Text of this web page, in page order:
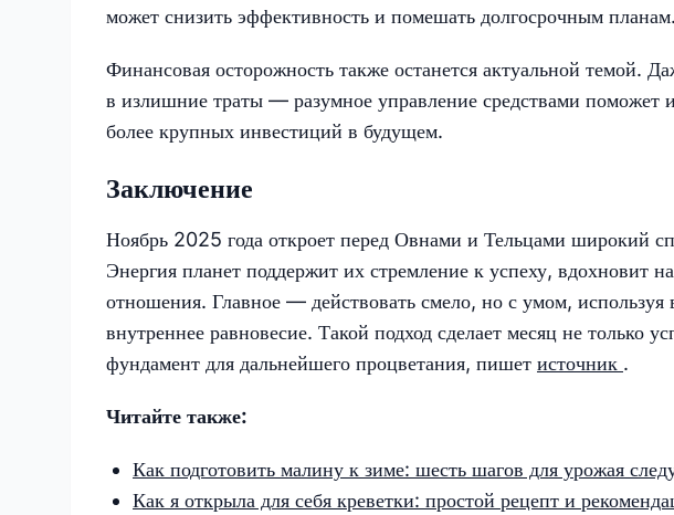
может снизить эффективность и помешать долгосрочным планам.
Финансовая осторожность также останется актуальной темой.
в излишние траты — разумное управление средствами поможет
более крупных инвестиций в будущем.
Заключение
Ноябрь 2025 года откроет перед Овнами и Тельцами широкий
Энергия планет поддержит их стремление к успеху, вдохновит
отношения. Главное — действовать смело, но с умом, используя
внутреннее равновесие. Такой подход сделает месяц не
фундамент для дальнейшего процветания, пишет источник .
Читайте также:
Как подготовить малину к зиме: шесть шагов для урожая
Как я открыла для себя креветки: простой рецепт и